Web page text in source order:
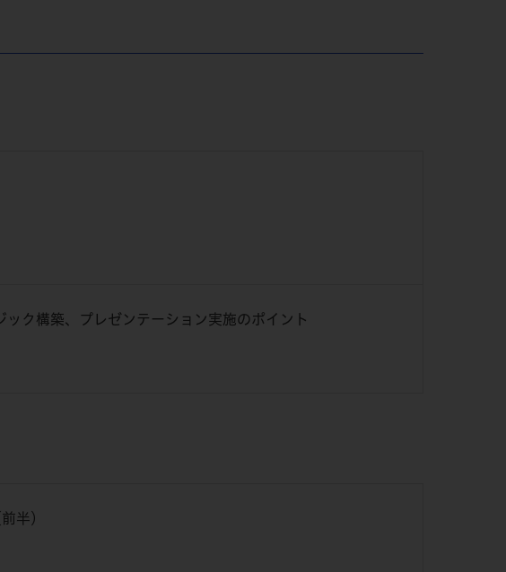
ク構築、プレゼンテーション実施のポイント
半）